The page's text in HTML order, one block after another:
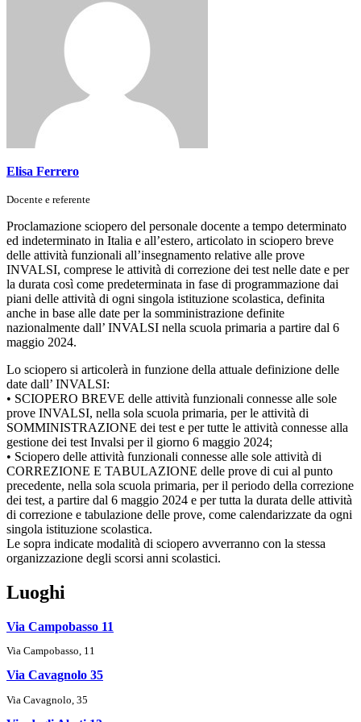
Elisa Ferrero
Docente e referente
Proclamazione sciopero del personale docente a tempo determinato
ed indeterminato in Italia e all’estero, articolato in sciopero breve
delle attività funzionali all’insegnamento relative alle prove
INVALSI, comprese le attività di correzione dei test nelle date e per
la durata così come predeterminata in fase di programmazione dai
piani delle attività di ogni singola istituzione scolastica, definita
anche in base alle date per la somministrazione definite
nazionalmente dall’ INVALSI nella scuola primaria a partire dal 6
maggio 2024.
Lo sciopero si articolerà in funzione della attuale definizione delle
date dall’ INVALSI:
• SCIOPERO BREVE delle attività funzionali connesse alle sole
prove INVALSI, nella sola scuola primaria, per le attività di
SOMMINISTRAZIONE dei test e per tutte le attività connesse alla
gestione dei test Invalsi per il giorno 6 maggio 2024;
• Sciopero delle attività funzionali connesse alle sole attività di
CORREZIONE E TABULAZIONE delle prove di cui al punto
precedente, nella sola scuola primaria, per il periodo della correzione
dei test, a partire dal 6 maggio 2024 e per tutta la durata delle attività
di correzione e tabulazione delle prove, come calendarizzate da ogni
singola istituzione scolastica.
Le sopra indicate modalità di sciopero avverranno con la stessa
organizzazione degli scorsi anni scolastici.
Luoghi
Via Campobasso 11
Via Campobasso, 11
Via Cavagnolo 35
Via Cavagnolo, 35